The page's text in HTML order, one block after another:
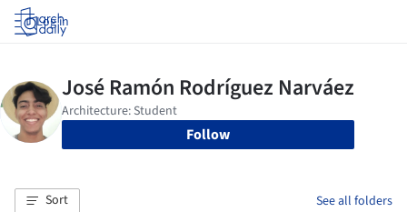
Log in
Follow
Sort See all folders